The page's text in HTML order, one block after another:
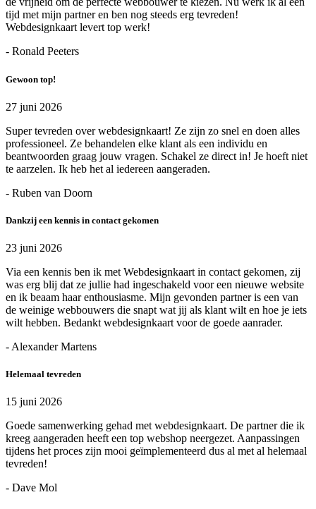
tijd met mijn partner en ben nog steeds erg tevreden!
Webdesignkaart levert top werk!
- Ronald Peeters
Gewoon top!
27 juni 2026
Super tevreden over webdesignkaart! Ze zijn zo snel en doen alles
professioneel. Ze behandelen elke klant als een individu en
beantwoorden graag jouw vragen. Schakel ze direct in! Je hoeft niet
te aarzelen. Ik heb het al iedereen aangeraden.
- Ruben van Doorn
Dankzij een kennis in contact gekomen
23 juni 2026
Via een kennis ben ik met Webdesignkaart in contact gekomen, zij
was erg blij dat ze jullie had ingeschakeld voor een nieuwe website
en ik beaam haar enthousiasme. Mijn gevonden partner is een van
de weinige webbouwers die snapt wat jij als klant wilt en hoe je iets
wilt hebben. Bedankt webdesignkaart voor de goede aanrader.
- Alexander Martens
Helemaal tevreden
15 juni 2026
Goede samenwerking gehad met webdesignkaart. De partner die ik
kreeg aangeraden heeft een top webshop neergezet. Aanpassingen
tijdens het proces zijn mooi geïmplementeerd dus al met al helemaal
tevreden!
- Dave Mol